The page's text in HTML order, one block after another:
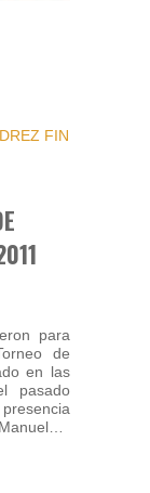
para
de
en las
pasado